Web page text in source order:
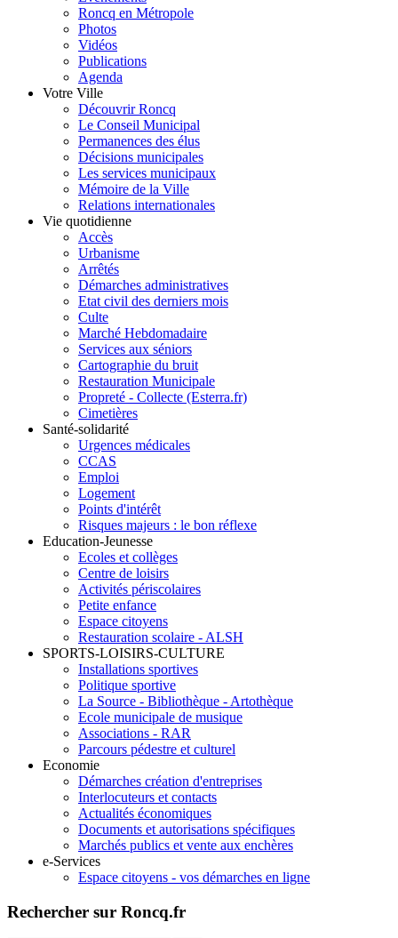
Roncq en Métropole
Photos
Vidéos
Publications
Agenda
Votre Ville
Découvrir Roncq
Le Conseil Municipal
Permanences des élus
Décisions municipales
Les services municipaux
Mémoire de la Ville
Relations internationales
Vie quotidienne
Accès
Urbanisme
Arrêtés
Démarches administratives
Etat civil des derniers mois
Culte
Marché Hebdomadaire
Services aux séniors
Cartographie du bruit
Restauration Municipale
Propreté - Collecte (Esterra.fr)
Cimetières
Santé-solidarité
Urgences médicales
CCAS
Emploi
Logement
Points d'intérêt
Risques majeurs : le bon réflexe
Education-Jeunesse
Ecoles et collèges
Centre de loisirs
Activités périscolaires
Petite enfance
Espace citoyens
Restauration scolaire - ALSH
SPORTS-LOISIRS-CULTURE
Installations sportives
Politique sportive
La Source - Bibliothèque - Artothèque
Ecole municipale de musique
Associations - RAR
Parcours pédestre et culturel
Economie
Démarches création d'entreprises
Interlocuteurs et contacts
Actualités économiques
Documents et autorisations spécifiques
Marchés publics et vente aux enchères
e-Services
Espace citoyens - vos démarches en ligne
Rechercher sur Roncq.fr